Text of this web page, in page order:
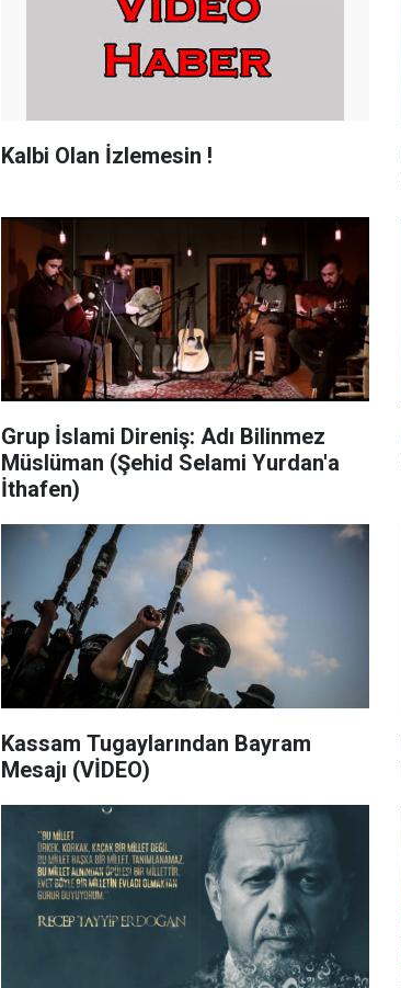
Kalbi Olan İzlemesin !
Grup İslami Direniş: Adı Bilinmez
Müslüman (Şehid Selami Yurdan'a
İthafen)
Kassam Tugaylarından Bayram
Mesajı (VİDEO)